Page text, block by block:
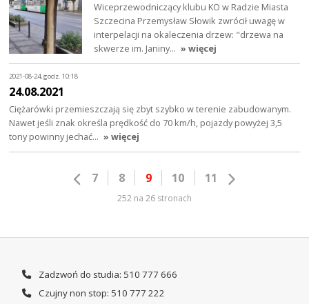
Wiceprzewodniczący klubu KO w Radzie Miasta
Szczecina Przemysław Słowik zwrócił uwagę w
interpelacji na okaleczenia drzew: "drzewa na
skwerze im. Janiny… » więcej
2021-08-24, godz. 10:18
24.08.2021
Ciężarówki przemieszczają się zbyt szybko w terenie zabudowanym.
Nawet jeśli znak określa prędkość do 70 km/h, pojazdy powyżej 3,5
tony powinny jechać… » więcej
7 8 9 10 11
252 na 26 stronach
Zadzwoń do studia: 510 777 666
Czujny non stop: 510 777 222